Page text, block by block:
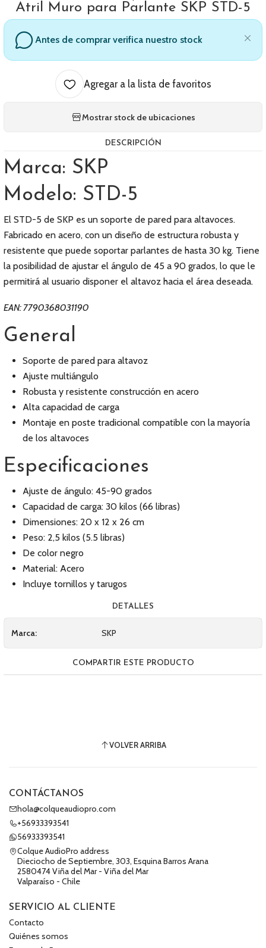
Atril Muro para Parlante SKP STD-5
Antes de comprar verifica nuestro stock
Agregar a la lista de favoritos
Mostrar stock de ubicaciones
DESCRIPCIÓN
Marca: SKP
Modelo: STD-5
El STD-5 de SKP es un soporte de pared para altavoces.
Fabricado en acero, con un diseño de estructura robusta y
resistente que puede soportar parlantes de hasta 30 kg. Tiene
la posibilidad de ajustar el ángulo de 45 a 90 grados, lo que le
permitirá al usuario disponer el altavoz hacia el área deseada.
EAN: 7790368031190
General
Soporte de pared para altavoz
Ajuste multiángulo
Robusta y resistente construcción en acero
Alta capacidad de carga
Montaje en poste tradicional compatible con la mayoría
de los altavoces
Especificaciones
Ajuste de ángulo: 45-90 grados
Capacidad de carga: 30 kilos (66 libras)
Dimensiones: 20 x 12 x 26 cm
Peso: 2,5 kilos (5.5 libras)
De color negro
Material: Acero
Incluye tornillos y tarugos
DETALLES
Marca: SKP
COMPARTIR ESTE PRODUCTO
VOLVER ARRIBA
CONTÁCTANOS
hola@colqueaudiopro.com
+56933393541
56933393541
Colque AudioPro address
Dieciocho de Septiembre, 303, Esquina Barros Arana
2580474 Viña del Mar - Viña del Mar
Valparaíso - Chile
SERVICIO AL CLIENTE
Contacto
Quiénes somos